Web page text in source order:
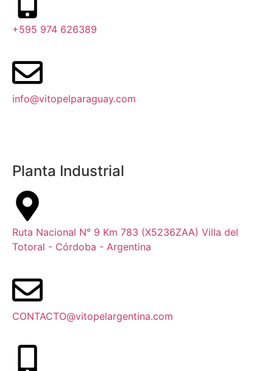
+595 974 626389
info@vitopelparaguay.com
Planta Industrial
Ruta Nacional N° 9 Km 783 (X5236ZAA) Villa del
Totoral - Córdoba - Argentina
CONTACTO@vitopelargentina.com